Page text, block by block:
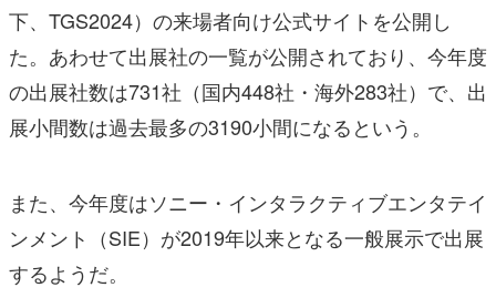
電ファミニコゲーマーとは？
運営：株式会社マレ
下、TGS2024）の来場者向け公式サイトを公開し
た。あわせて出展社の一覧が公開されており、今年度
の出展社数は731社（国内448社・海外283社）で、出
展小間数は過去最多の3190小間になるという。
また、今年度はソニー・インタラクティブエンタテイ
ンメント（SIE）が2019年以来となる一般展示で出展
するようだ。